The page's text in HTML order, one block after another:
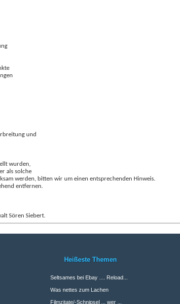
und
wurden,
als solche
werden, bitten wir um einen entsprechenden Hinweis.
entfernen.
Sören Siebert.
Heißeste Themen
Seltsames bei Ebay .... Reload...
Was nettes zum Lachen
Filmzitate/-Schnipsel ... wer ...